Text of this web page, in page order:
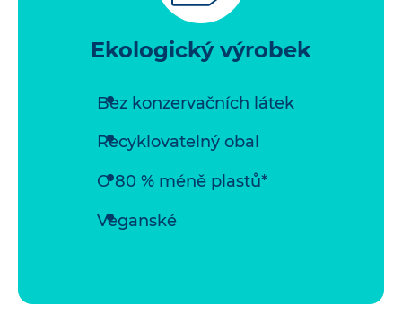
Ekologický výrobek
Bez konzervačních látek
Recyklovatelný obal
O 80 % méně plastů*
Veganské